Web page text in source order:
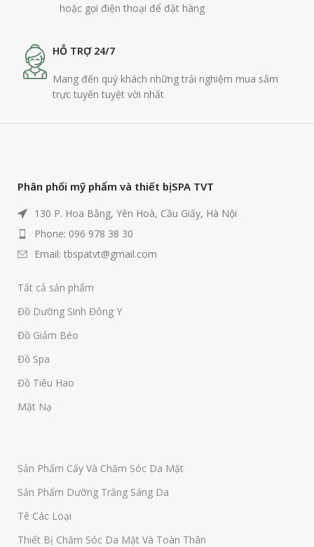
hoặc gọi điện thoại để đặt hàng
HỖ TRỢ 24/7
Mang đến quý khách những trải nghiệm mua sắm
trực tuyến tuyệt vời nhất
Phân phối mỹ phẩm và thiết bị SPA TVT
130 P. Hoa Bằng, Yên Hoà, Cầu Giấy, Hà Nội
Phone: 096 978 38 30
Email: tbspatvt@gmail.com
Tất cả sản phẩm
Đồ Dưỡng Sinh Đông Y
Đồ Giảm Béo
Đồ Spa
Đồ Tiêu Hao
Mặt Nạ
Sản Phẩm Cấy Và Chăm Sóc Da Mặt
Sản Phẩm Dưỡng Trắng Sáng Da
Tê Các Loại
Thiết Bị Chăm Sóc Da Mặt Và Toàn Thân